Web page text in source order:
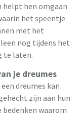
helpt hen omgaan
het speentje
met het
nog tijdens het
te laten.
je dreumes
dreumes kan
zijn aan hun
waarom